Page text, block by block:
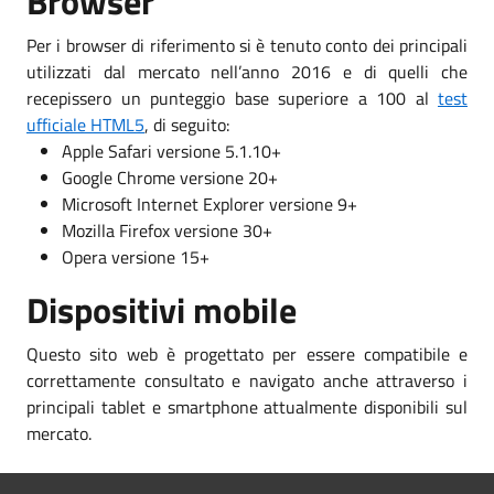
Per i browser di riferimento si è tenuto conto dei principali
utilizzati dal mercato nell’anno 2016 e di quelli che
recepissero un punteggio base superiore a 100 al test
ufficiale HTML5, di seguito:
Apple Safari versione 5.1.10+
Google Chrome versione 20+
Microsoft Internet Explorer versione 9+
Mozilla Firefox versione 30+
Opera versione 15+
Dispositivi mobile
Questo sito web è progettato per essere compatibile e
correttamente consultato e navigato anche attraverso i
principali tablet e smartphone attualmente disponibili sul
mercato.